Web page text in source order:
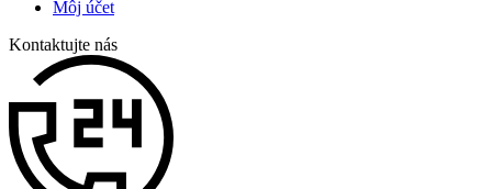
Môj účet
Kontaktujte nás